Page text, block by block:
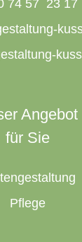
74 57 23 17
Angebot
für Sie
Pflege